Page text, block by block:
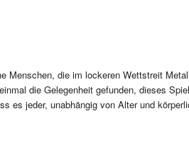
Menschen, die im lockeren Wettstreit
die Gelegenheit gefunden, dieses
es jeder, unabhängig von Alter und